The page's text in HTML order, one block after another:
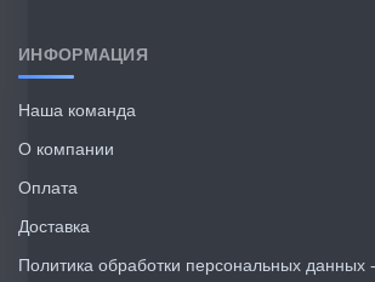
ИНФОРМАЦИЯ
Наша команда
О компании
Оплата
Доставка
Политика обработки персональных данных